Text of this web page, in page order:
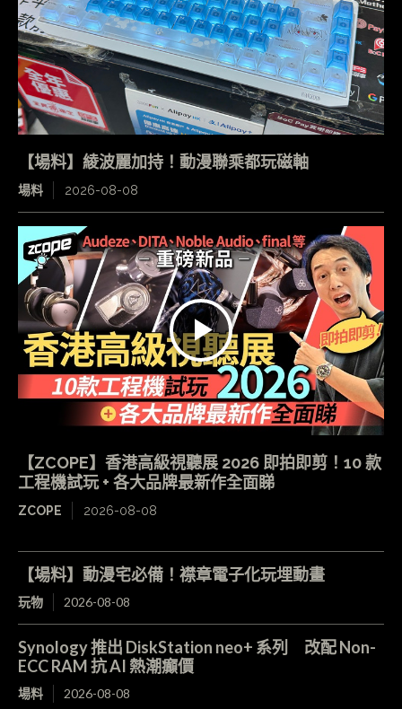
【場料】綾波麗加持！動漫聯乘都玩磁軸
場料 2026-08-08
【ZCOPE】香港高級視聽展 2026 即拍即剪！10 款
工程機試玩 + 各大品牌最新作全面睇
ZCOPE 2026-08-08
【場料】動漫宅必備！襟章電子化玩埋動畫
玩物 2026-08-08
Synology 推出 DiskStation neo+ 系列 改配 Non-
ECC RAM 抗 AI 熱潮癲價
場料 2026-08-08